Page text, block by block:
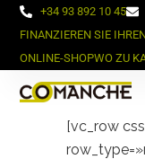
+34 93 892 10 45
FINANZIEREN SIE
ONLINE-SHOPWO ZU
[vc_row